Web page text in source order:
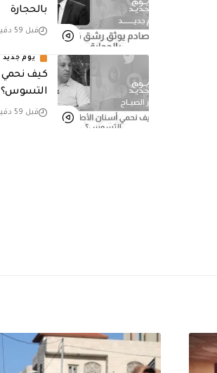
بالحجارة
قبل 59 دقيقة
يوم جديد
كيف نحمي
التسوس؟
قبل 59 دقيقة